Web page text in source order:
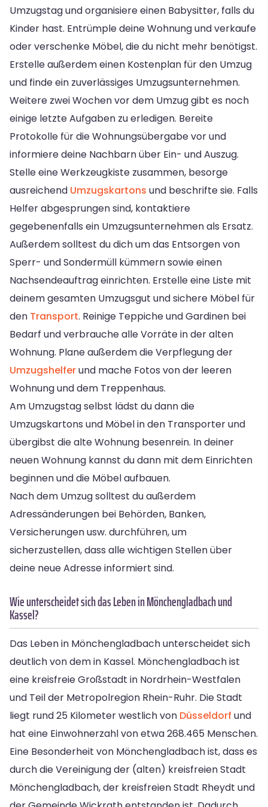
Umzugstag und organisiere einen Babysitter, falls du
Kinder hast. Entrümple deine Wohnung und verkaufe
oder verschenke Möbel, die du nicht mehr benötigst.
Erstelle außerdem einen Kostenplan für den Umzug
und finde ein zuverlässiges Umzugsunternehmen.
Weitere zwei Wochen vor dem Umzug gibt es noch
einige letzte Aufgaben zu erledigen. Bereite
Protokolle für die Wohnungsübergabe vor und
informiere deine Nachbarn über Ein- und Auszug.
Stelle eine Werkzeugkiste zusammen, besorge
ausreichend Umzugskartons und beschrifte sie. Falls
Helfer abgesprungen sind, kontaktiere
gegebenenfalls ein Umzugsunternehmen als Ersatz.
Außerdem solltest du dich um das Entsorgen von
Sperr- und Sondermüll kümmern sowie einen
Nachsendeauftrag einrichten. Erstelle eine Liste mit
deinem gesamten Umzugsgut und sichere Möbel für
den Transport. Reinige Teppiche und Gardinen bei
Bedarf und verbrauche alle Vorräte in der alten
Wohnung. Plane außerdem die Verpflegung der
Umzugshelferund mache Fotos von der leeren
Wohnung und dem Treppenhaus.
Am Umzugstag selbst lädst du dann die
Umzugskartons und Möbel in den Transporter und
übergibst die alte Wohnung besenrein. In deiner
neuen Wohnung kannst du dann mit dem Einrichten
beginnen und die Möbel aufbauen.
Nach dem Umzug solltest du außerdem
Adressänderungen bei Behörden, Banken,
Versicherungen usw. durchführen, um
sicherzustellen, dass alle wichtigen Stellen über
deine neue Adresse informiert sind.
Wie unterscheidet sich das Leben in Mönchengladbach und
Kassel?
Das Leben in Mönchengladbach unterscheidet sich
deutlich von dem in Kassel. Mönchengladbach ist
eine kreisfreie Großstadt in Nordrhein-Westfalen
und Teil der Metropolregion Rhein-Ruhr. Die Stadt
liegt rund 25 Kilometer westlich von Düsseldorf und
hat eine Einwohnerzahl von etwa 268.465 Menschen.
Eine Besonderheit von Mönchengladbach ist, dass es
durch die Vereinigung der (alten) kreisfreien Stadt
Mönchengladbach, der kreisfreien Stadt Rheydt und